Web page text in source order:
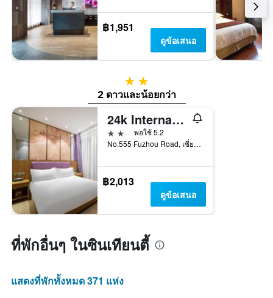
฿1,951
ดูข้อเสนอ
2 ดาว
2 ดาวและน้อยกว่า
24k International Hotels Nanjing Road Pedestrian Street
2 ดาว
พอใช้ 5.2
No.555 Fuzhou Road, เซี่ยงไฮ้, จีน
฿2,013
ดูข้อเสนอ
ที่พักอื่นๆ ในซินเทียนตี้
แสดงที่พักทั้งหมด 371 แห่ง